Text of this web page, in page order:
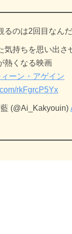
るのは2回目なん
気持ちを思い出さ
熱くなる映画
ーン・アゲイン
rkFgrcP5Yx
(@Ai_Kakyouin)